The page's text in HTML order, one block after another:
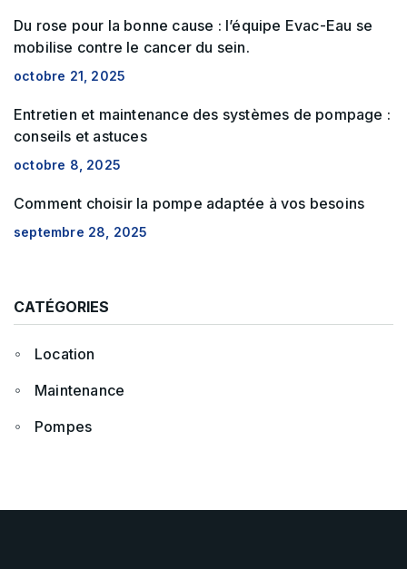
Du rose pour la bonne cause : l’équipe Evac-Eau se
mobilise contre le cancer du sein.
octobre 21, 2025
Entretien et maintenance des systèmes de pompage :
conseils et astuces
octobre 8, 2025
Comment choisir la pompe adaptée à vos besoins
septembre 28, 2025
CATÉGORIES
Location
Maintenance
Pompes